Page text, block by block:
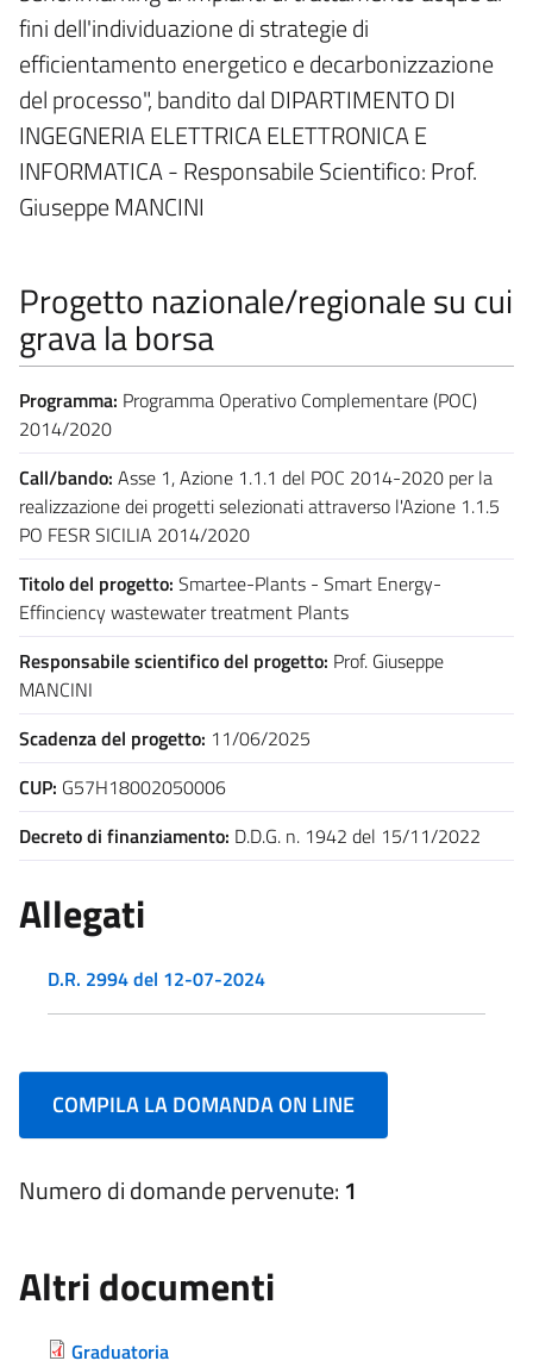
fini dell'individuazione di strategie di
efficientamento energetico e decarbonizzazione
del processo", bandito dal DIPARTIMENTO DI
INGEGNERIA ELETTRICA ELETTRONICA E
INFORMATICA - Responsabile Scientifico: Prof.
Giuseppe MANCINI
Progetto nazionale/regionale su cui
grava la borsa
Programma: Programma Operativo Complementare (POC)
2014/2020
Call/bando: Asse 1, Azione 1.1.1 del POC 2014-2020 per la
realizzazione dei progetti selezionati attraverso l'Azione 1.1.5
PO FESR SICILIA 2014/2020
Titolo del progetto: Smartee-Plants - Smart Energy-
Effinciency wastewater treatment Plants
Responsabile scientifico del progetto: Prof. Giuseppe
MANCINI
Scadenza del progetto: 11/06/2025
CUP: G57H18002050006
Decreto di finanziamento: D.D.G. n. 1942 del 15/11/2022
Allegati
D.R. 2994 del 12-07-2024
COMPILA LA DOMANDA ON LINE
Numero di domande pervenute: 1
Altri documenti
Graduatoria